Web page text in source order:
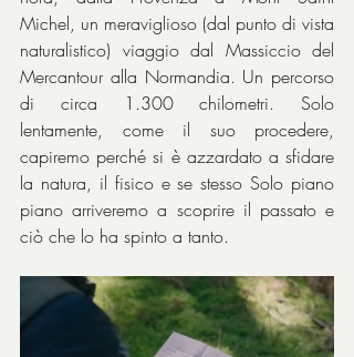
Michel, un meraviglioso (dal punto di vista
naturalistico) viaggio dal Massiccio del
Mercantour alla Normandia. Un percorso
di circa 1.300 chilometri. Solo
lentamente, come il suo procedere,
capiremo perché si è azzardato a sfidare
la natura, il fisico e se stesso Solo piano
piano arriveremo a scoprire il passato e
ciò che lo ha spinto a tanto.